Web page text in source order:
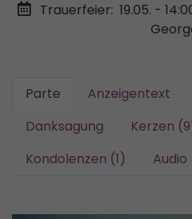
Trauerfeier: 19.05. -
Parte Anzeigentext
Danksagung
Kerzen
Kondolenzen (1)
Audio